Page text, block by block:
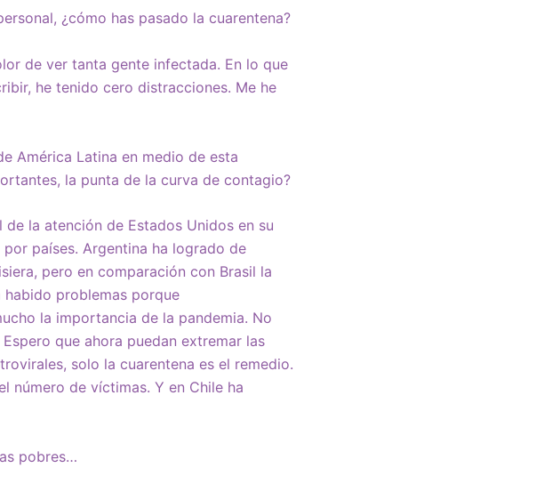
¿cómo has pasado la cuarentena?
de ver tanta gente infectada. En lo que
he tenido cero distracciones. Me he
América Latina en medio de esta
la punta de la curva de contagio?
la atención de Estados Unidos en su
países. Argentina ha logrado de
pero en comparación con Brasil la
habido problemas porque
la importancia de la pandemia. No
que ahora puedan extremar las
solo la cuarentena es el remedio.
número de víctimas. Y en Chile ha
pobres…